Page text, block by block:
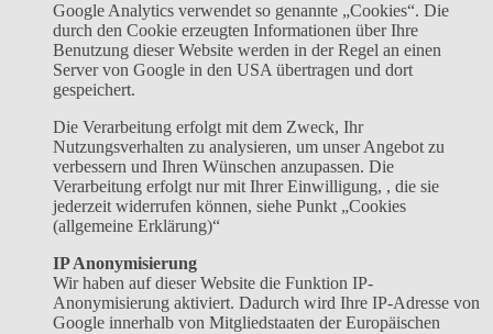
Google Analytics verwendet so genannte „Cookies“. Die
durch den Cookie erzeugten Informationen über Ihre
Benutzung dieser Website werden in der Regel an einen
Server von Google in den USA übertragen und dort
gespeichert.
Die Verarbeitung erfolgt mit dem Zweck, Ihr
Nutzungsverhalten zu analysieren, um unser Angebot zu
verbessern und Ihren Wünschen anzupassen. Die
Verarbeitung erfolgt nur mit Ihrer Einwilligung, , die sie
jederzeit widerrufen können, siehe Punkt „Cookies
(allgemeine Erklärung)“
IP Anonymisierung
Wir haben auf dieser Website die Funktion IP-
Anonymisierung aktiviert. Dadurch wird Ihre IP-Adresse von
Google innerhalb von Mitgliedstaaten der Europäischen